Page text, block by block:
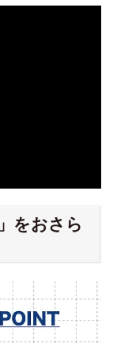
をおさら